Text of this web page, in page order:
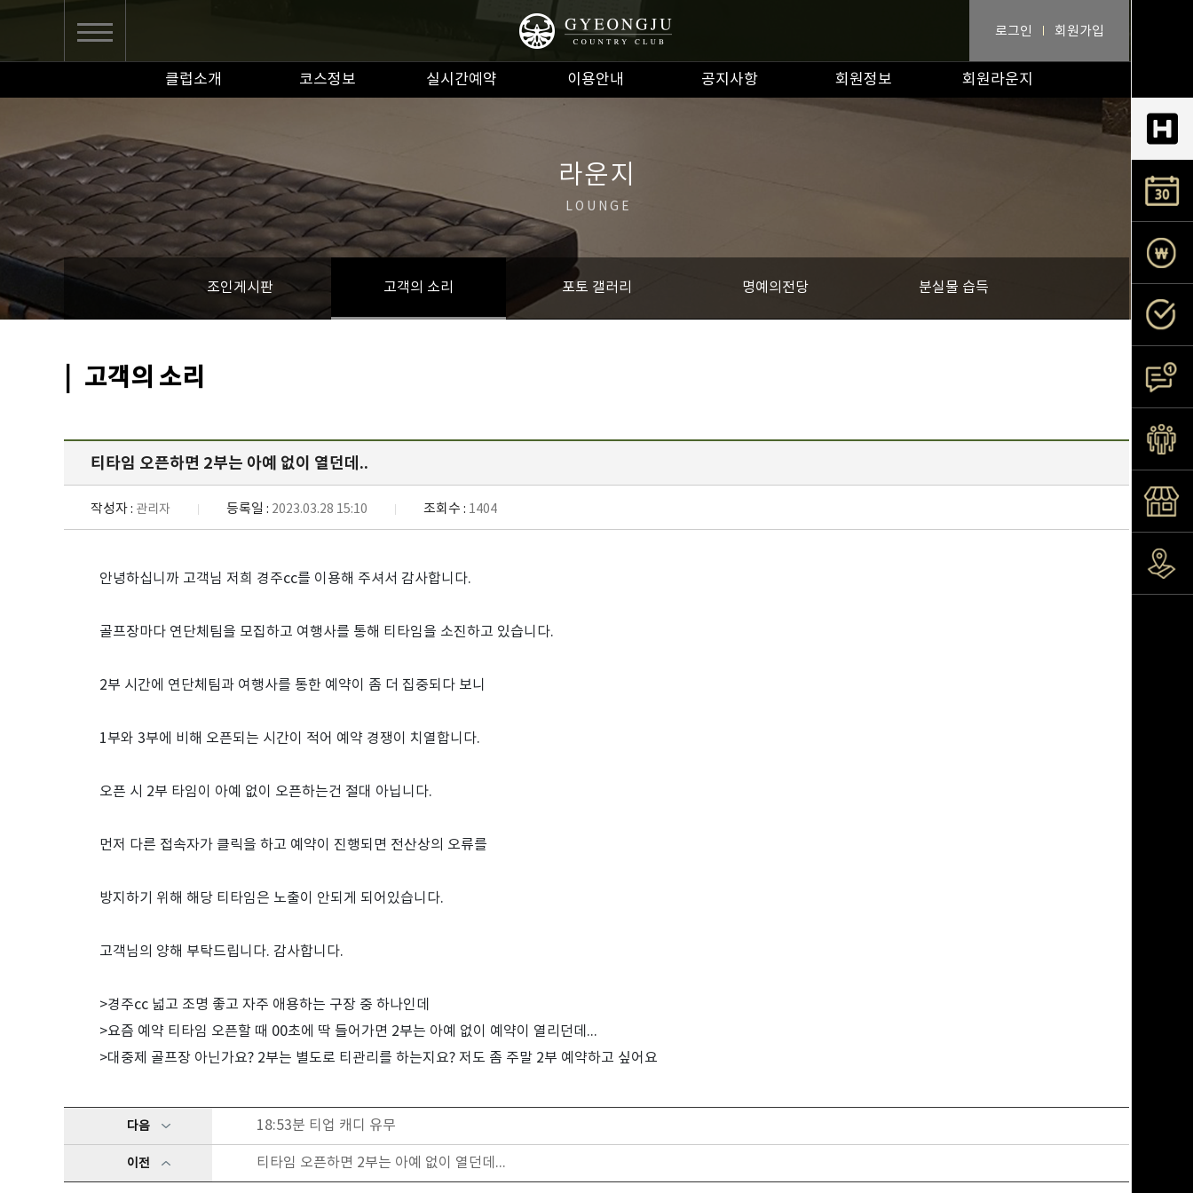
로그인 회원가입
클럽소개 코스정보 실시간예약 이용안내 공지사항 회원정보 회원라운지
라운지
LOUNGE
조인게시판 고객의 소리 포토 갤러리 명예의전당 분실물 습득
고객의 소리
티타임 오픈하면 2부는 아예 없이 열던데..
작성자 : 관리자 등록일 : 2023.03.28 15:10 조회수 : 1404
안녕하십니까 고객님 저희 경주cc를 이용해 주셔서 감사합니다.
골프장마다 연단체팀을 모집하고 여행사를 통해 티타임을 소진하고 있습니다.
2부 시간에 연단체팀과 여행사를 통한 예약이 좀 더 집중되다 보니
1부와 3부에 비해 오픈되는 시간이 적어 예약 경쟁이 치열합니다.
오픈 시 2부 타임이 아예 없이 오픈하는건 절대 아닙니다.
먼저 다른 접속자가 클릭을 하고 예약이 진행되면 전산상의 오류를
방지하기 위해 해당 티타임은 노출이 안되게 되어있습니다.
고객님의 양해 부탁드립니다. 감사합니다.
>경주cc 넓고 조명 좋고 자주 애용하는 구장 중 하나인데
>요즘 예약 티타임 오픈할 때 00초에 딱 들어가면 2부는 아예 없이 예약이 열리던데...
>대중제 골프장 아닌가요? 2부는 별도로 티관리를 하는지요? 저도 좀 주말 2부 예약하고 싶어요
다음 18:53분 티업 캐디 유무
이전 티타임 오픈하면 2부는 아예 없이 열던데...